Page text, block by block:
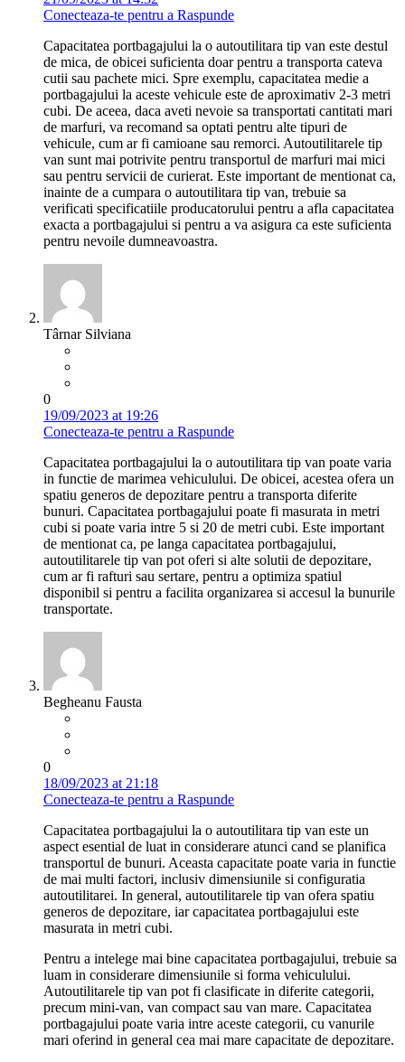
Conecteaza-te pentru a Raspunde
Capacitatea portbagajului la o autoutilitara tip van este destul
de mica, de obicei suficienta doar pentru a transporta cateva
cutii sau pachete mici. Spre exemplu, capacitatea medie a
portbagajului la aceste vehicule este de aproximativ 2-3 metri
cubi. De aceea, daca aveti nevoie sa transportati cantitati mari
de marfuri, va recomand sa optati pentru alte tipuri de
vehicule, cum ar fi camioane sau remorci. Autoutilitarele tip
van sunt mai potrivite pentru transportul de marfuri mai mici
sau pentru servicii de curierat. Este important de mentionat ca,
inainte de a cumpara o autoutilitara tip van, trebuie sa
verificati specificatiile producatorului pentru a afla capacitatea
exacta a portbagajului si pentru a va asigura ca este suficienta
pentru nevoile dumneavoastra.
Târnar Silviana
0
19/09/2023 at 19:26
Conecteaza-te pentru a Raspunde
Capacitatea portbagajului la o autoutilitara tip van poate varia
in functie de marimea vehiculului. De obicei, acestea ofera un
spatiu generos de depozitare pentru a transporta diferite
bunuri. Capacitatea portbagajului poate fi masurata in metri
cubi si poate varia intre 5 si 20 de metri cubi. Este important
de mentionat ca, pe langa capacitatea portbagajului,
autoutilitarele tip van pot oferi si alte solutii de depozitare,
cum ar fi rafturi sau sertare, pentru a optimiza spatiul
disponibil si pentru a facilita organizarea si accesul la bunurile
transportate.
Begheanu Fausta
0
18/09/2023 at 21:18
Conecteaza-te pentru a Raspunde
Capacitatea portbagajului la o autoutilitara tip van este un
aspect esential de luat in considerare atunci cand se planifica
transportul de bunuri. Aceasta capacitate poate varia in functie
de mai multi factori, inclusiv dimensiunile si configuratia
autoutilitarei. In general, autoutilitarele tip van ofera spatiu
generos de depozitare, iar capacitatea portbagajului este
masurata in metri cubi.
Pentru a intelege mai bine capacitatea portbagajului, trebuie sa
luam in considerare dimensiunile si forma vehiculului.
Autoutilitarele tip van pot fi clasificate in diferite categorii,
precum mini-van, van compact sau van mare. Capacitatea
portbagajului poate varia intre aceste categorii, cu vanurile
mari oferind in general cea mai mare capacitate de depozitare.